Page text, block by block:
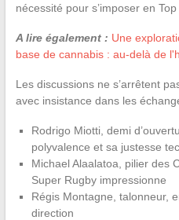
nécessité pour s’imposer en Top
A lire également : Une
base de cannabis : au-delà de
Les discussions ne s’arrêtent
avec insistance dans les
Rodrigo Miotti, demi
polyvalence et sa justesse
Michael Alaalatoa, pilier des
Super Rugby impressionne
Régis Montagne, talonneur,
direction